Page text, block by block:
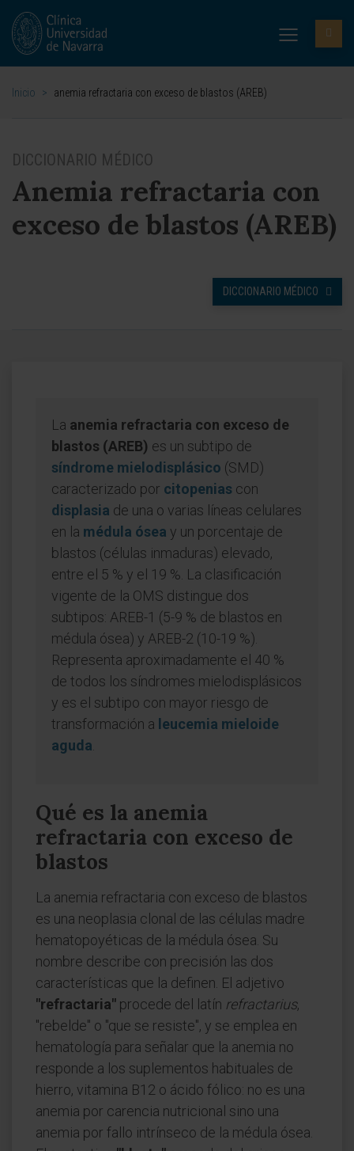
Inicio > anemia refractaria con exceso de blastos (AREB)
DICCIONARIO MÉDICO
Anemia refractaria con
exceso de blastos (AREB)
DICCIONARIO MÉDICO
La anemia refractaria con exceso de
blastos (AREB) es un subtipo de
síndrome mielodisplásico (SMD)
caracterizado por citopenias con
displasia de una o varias líneas celulares
en la médula ósea y un porcentaje de
blastos (células inmaduras) elevado,
entre el 5 % y el 19 %. La clasificación
vigente de la OMS distingue dos
subtipos: AREB-1 (5-9 % de blastos en
médula ósea) y AREB-2 (10-19 %).
Representa aproximadamente el 40 %
de todos los síndromes mielodisplásicos
y es el subtipo con mayor riesgo de
transformación a leucemia mieloide
aguda
Qué es la anemia
refractaria con exceso de
blastos
La anemia refractaria con exceso de blastos
es una neoplasia clonal de las células madre
hematopoyéticas de la médula ósea. Su
nombre describe con precisión las dos
características que la definen. El adjetivo
"refractaria" procede del latín refractarius,
"rebelde" o "que se resiste", y se emplea en
hematología para señalar que la anemia no
responde a los suplementos habituales de
hierro, vitamina B12 o ácido fólico: no es una
anemia por carencia nutricional sino una
anemia por fallo intrínseco de la médula ósea.